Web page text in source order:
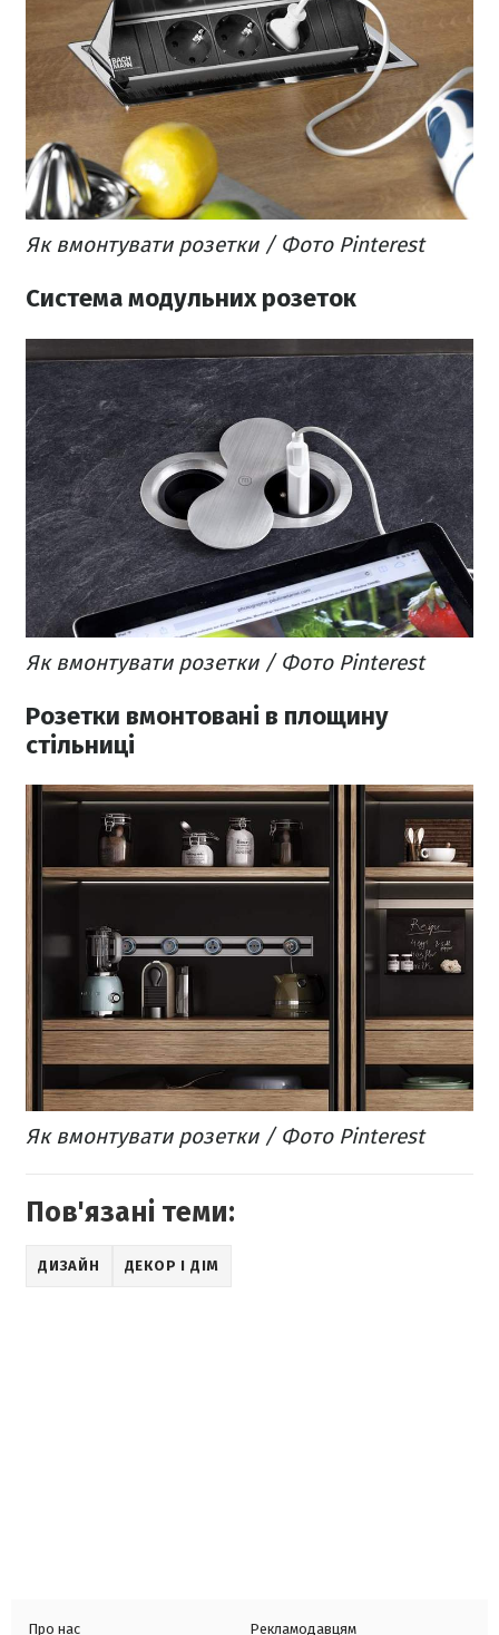
Як вмонтувати розетки / Фото Pinterest
Система модульних розеток
Як вмонтувати розетки / Фото Pinterest
Розетки вмонтовані в площину
стільниці
Як вмонтувати розетки / Фото Pinterest
Пов'язані теми:
ДИЗАЙН ДЕКОР І ДІМ
Про нас
Рекламодавцям